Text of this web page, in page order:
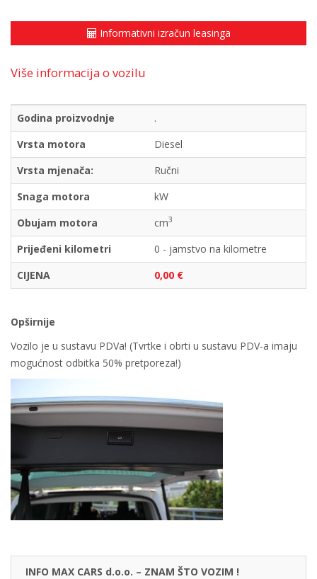
Informativni izračun leasinga
Više informacija o vozilu
Godina proizvodnje
.
Vrsta motora
Diesel
Vrsta mjenača:
Ručni
Snaga motora
kW
Obujam motora
cm3
Prijeđeni kilometri
0 - jamstvo na kilometre
CIJENA
0,00 €
Opširnije
Vozilo je u sustavu PDVa! (Tvrtke i obrti u sustavu PDV-a imaju
mogućnost odbitka 50% pretporeza!)
INFO MAX CARS d.o.o. – ZNAM ŠTO VOZIM !